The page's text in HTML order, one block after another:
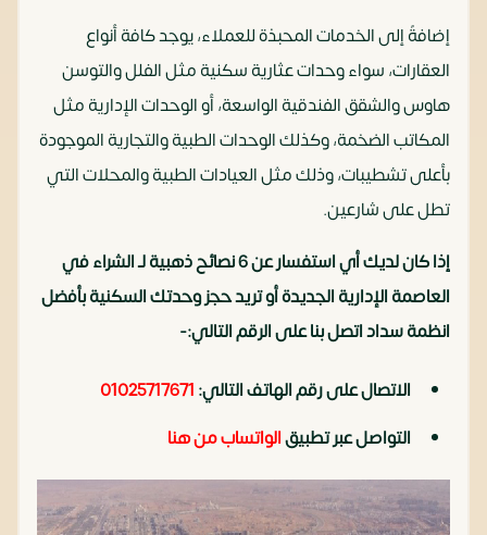
إضافةً إلى الخدمات المحبذة للعملاء، يوجد كافة أنواع
العقارات، سواء وحدات عثارية سكنية مثل الفلل والتوسن
هاوس والشقق الفندقية الواسعة، أو الوحدات الإدارية مثل
المكاتب الضخمة، وكذلك الوحدات الطبية والتجارية الموجودة
بأعلى تشطيبات، وذلك مثل العيادات الطبية والمحلات التي
تطل على شارعين.
إذا كان لديك أي استفسار عن 6 نصائح ذهبية لـ الشراء في
العاصمة الإدارية الجديدة أو تريد حجز وحدتك السكنية بأفضل
انظمة سداد اتصل بنا على الرقم التالي:-
الاتصال على رقم الهاتف التالي:01025717671
التواصل عبر تطبيقالواتساب من هنا